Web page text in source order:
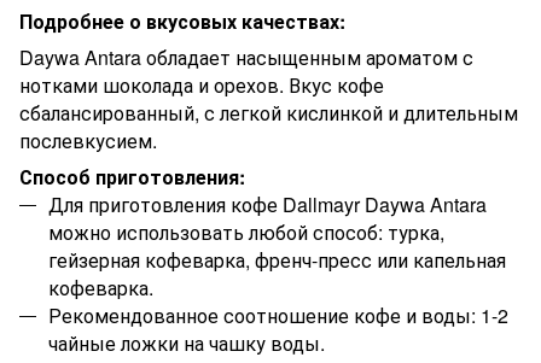
Подробнее о вкусовых качествах:
Daywa Antara обладает насыщенным ароматом с
нотками шоколада и орехов. Вкус кофе
сбалансированный, с легкой кислинкой и длительным
послевкусием.
Способ приготовления:
Для приготовления кофе Dallmayr Daywa Antara
можно использовать любой способ: турка,
гейзерная кофеварка, френч-пресс или капельная
кофеварка.
Рекомендованное соотношение кофе и воды: 1-2
чайные ложки на чашку воды.